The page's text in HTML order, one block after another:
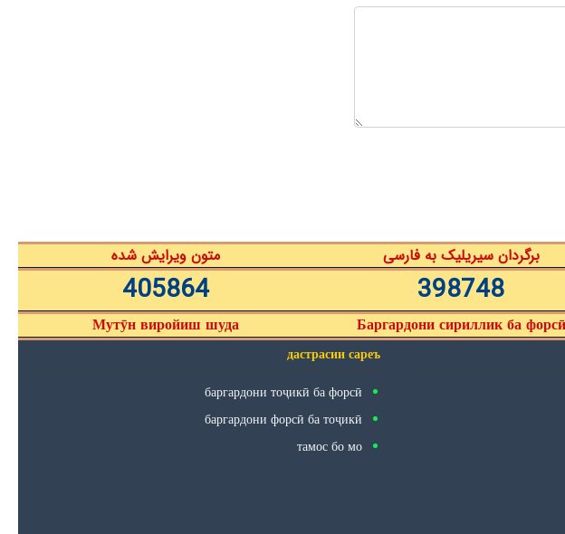
برگردان سیریلیک به فارسی متون ویرایش شده
398748
405864
Баргардони сириллик ба форсӣ
Мутӯн виройиш шуда
дастрасии сареъ
баргардони тоҷикӣ ба форсӣ
баргардони форсӣ ба тоҷикӣ
тамос бо мо